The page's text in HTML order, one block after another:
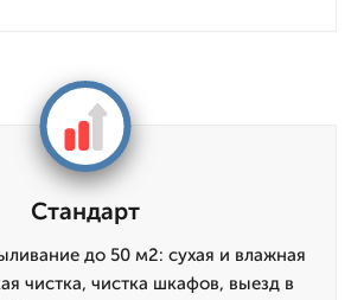
Стандарт
до 50 м2: сухая и влажная
чистка, чистка шкафов, выезд в